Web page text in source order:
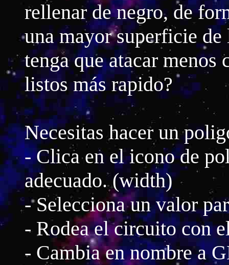
rellenar de negro, de
una mayor superficie
tenga que atacar
listos más rapido?
Necesitas hacer un
- Clica en el icono de
adecuado. (width)
- Selecciona un valor
- Rodea el circuito con
- Cambia en nombre a